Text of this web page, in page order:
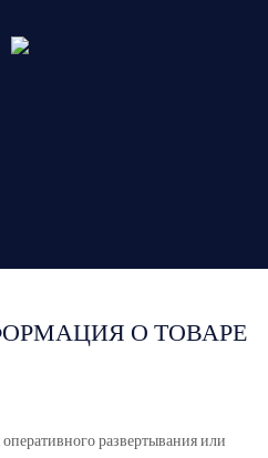
О ТОВАРЕ
развертывания или